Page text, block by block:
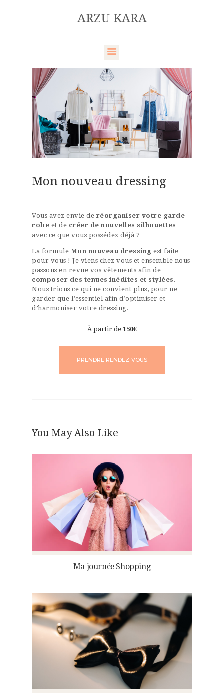
ARZU KARA
QUI SUIS-JE
SERVICES
LE BLOG
CONTACT
Mon nouveau dressing
Vous avez envie de réorganiser votre garde-
robe et de créer de nouvelles silhouettes
avec ce que vous possédez déjà ?
La formule Mon nouveau dressing est faite
pour vous ! Je viens chez vous et ensemble nous
passons en revue vos vêtements afin de
composer des tenues inédites et stylées .
Nous trions ce qui ne convient plus, pour ne
garder que l’essentiel afin d’optimiser et
d’harmoniser votre dressing.
À partir de 150€
PRENDRE RENDEZ-VOUS
You May Also Like
Ma journée Shopping